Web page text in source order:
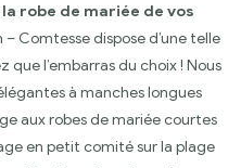
la robe de mariée de vos
Comtesse dispose d’une telle
que l’embarras du choix ! Nous
à manches longues
aux robes de mariée courtes
en petit comité sur la plage